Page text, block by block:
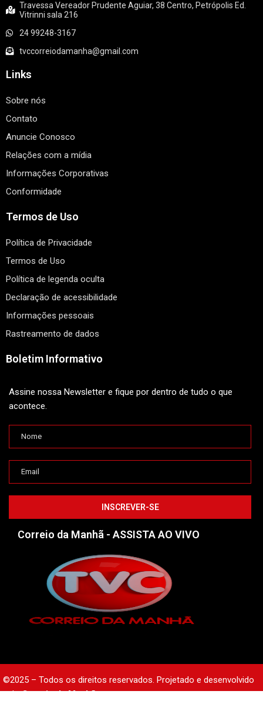
Travessa Vereador Prudente Aguiar, 38 Centro, Petrópolis Ed.
Vitrinni sala 216
24 99248-3167
tvccorreiodamanha@gmail.com
Links
Sobre nós
Contato
Anuncie Conosco
Relações com a mídia
Informações Corporativas
Conformidade
Termos de Uso
Política de Privacidade
Termos de Uso
Política de legenda oculta
Declaração de acessibilidade
Informações pessoais
Rastreamento de dados
Boletim Informativo
Assine nossa Newsletter e fique por dentro de tudo o que
acontece.
Correio da Manhã - ASSISTA AO VIVO
©2025 – Todos os direitos reservados. Projetado e desenvolvido
peloCorreio da Manhã.